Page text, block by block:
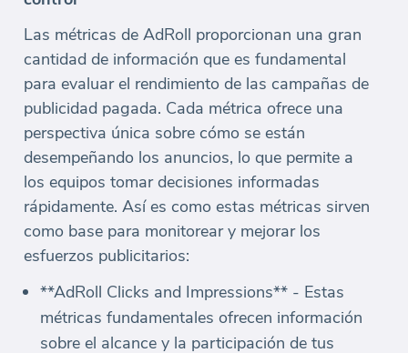
Las métricas de AdRoll proporcionan una gran
cantidad de información que es fundamental
para evaluar el rendimiento de las campañas de
publicidad pagada. Cada métrica ofrece una
perspectiva única sobre cómo se están
desempeñando los anuncios, lo que permite a
los equipos tomar decisiones informadas
rápidamente. Así es como estas métricas sirven
como base para monitorear y mejorar los
esfuerzos publicitarios:
**AdRoll Clicks and Impressions** - Estas
métricas fundamentales ofrecen información
sobre el alcance y la participación de tus